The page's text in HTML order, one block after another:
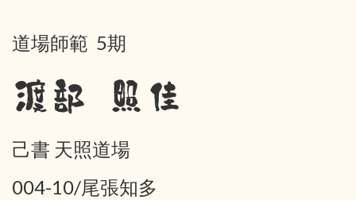
道場師範 5期
渡部 照佳
己書 天照道場
004-10/尾張知多